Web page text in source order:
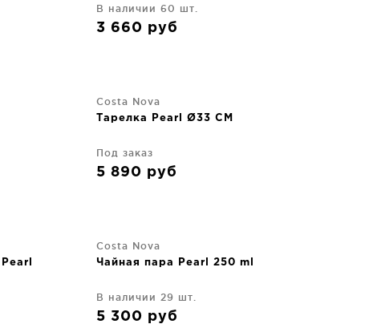
В наличии 60 шт.
3 660 руб
Costa Nova
Тарелка Pearl Ø33 CM
Под заказ
5 890 руб
Costa Nova
Чайная пара Pearl 250 ml
В наличии 29 шт.
5 300 руб